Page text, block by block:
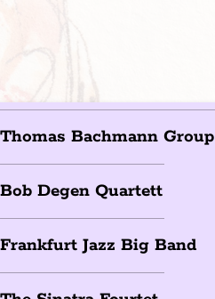
Thomas Bachmann Group
Bob Degen Quartett
Frankfurt Jazz Big Band